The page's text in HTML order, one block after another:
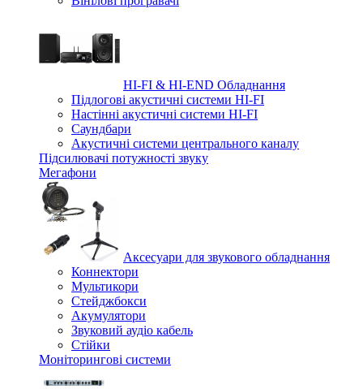
HI-FI & HI-END Обладнання
Підлогові акустичні системи HI-FI
Настінні акустичні системи HI-FI
Саундбари
Акустичні системи центрального каналу
Підсилювачі потужності звуку
Мегафони
Аксесуари для звукового обладнання
Коннектори
Мультикори
Стейджбокси
Акумулятори
Звуковий аудіо кабель
Стійки
Моніторингові системи